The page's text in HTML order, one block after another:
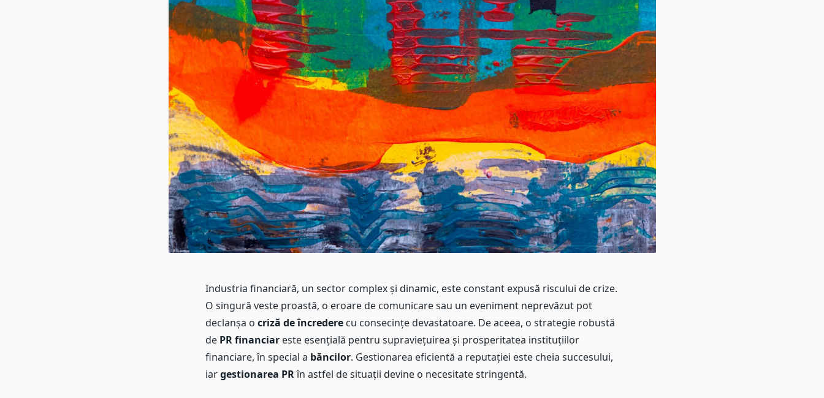
Industria financiară, un sector complex și dinamic, este constant expusă riscului de crize.
O singură veste proastă, o eroare de comunicare sau un eveniment neprevăzut pot
declanșa o criză de încrederecu consecințe devastatoare. De aceea, o strategie robustă
de PR financiareste esențială pentru supraviețuirea și prosperitatea instituțiilor
financiare, în special a băncilor. Gestionarea eficientă a reputației este cheia succesului,
iargestionarea PRîn astfel de situații devine o necesitate stringentă.